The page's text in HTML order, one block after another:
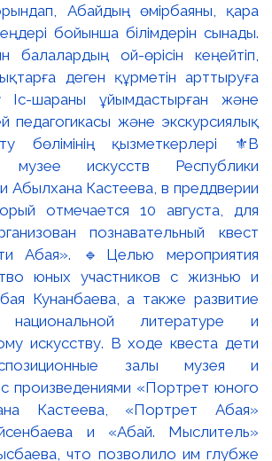
Абайдың өмірбаяны, қара
бойынша білімдерін сынады.
балалардың ой-өрісін кеңейтіп,
деген құрметін арттыруға
шараны ұйымдастырған және
педагогикасы және экскурсиялық
бөлімінің қызметкерлері ⚜️В
музее искусств Республики
Абылхана Кастеева, в преддверии
отмечается 10 августа, для
познавательный квест
Абая». 🔹Целью мероприятия
юных участников с жизнью и
Кунанбаева, а также развитие
литературе и
искусству. В ходе квеста дети
залы музея и
произведениями «Портрет юного
Кастеева, «Портрет Абая»
и «Абай. Мыслитель»
что позволило им глубже